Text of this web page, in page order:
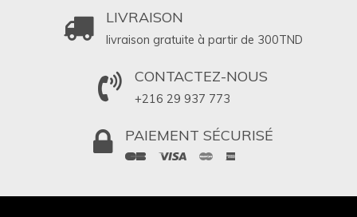
LIVRAISON
livraison gratuite à partir de 300TND
CONTACTEZ-NOUS
+216 29 937 773
PAIEMENT SÉCURISÉ